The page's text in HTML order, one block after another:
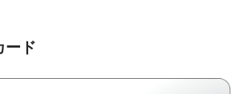
ード